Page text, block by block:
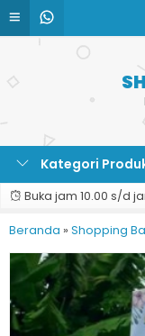
Kategori
Buka jam 10.00 s/d
Beranda » Shopping